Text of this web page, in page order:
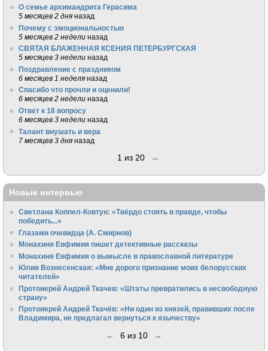
О семье архимандрита Герасима
5 месяцев 2 дня назад
Почему с эмоциональностью
5 месяцев 2 недели назад
СВЯТАЯ БЛАЖЕННАЯ КСЕНИЯ ПЕТЕРБУРГСКАЯ
5 месяцев 3 недели назад
Поздравление с праздником
6 месяцев 1 неделя назад
Спасибо что прочли и оценили!
6 месяцев 2 недели назад
Ответ к 18 вопросу
6 месяцев 3 недели назад
Талант внушать и вера
7 месяцев 3 дня назад
1 из 20 →
Новые интервью
Светлана Коппел-Ковтун: «Твёрдо стоять в правде, чтобы
победить...»
Глазами очевидца (А. Смирнов)
Монахиня Евфимия пишет детективные рассказы
Монахиня Евфимия о вымысле в православной литературе
Юлия Вознесенская: «Мне дорого признание моих белорусских
читателей»
Протоиерей Андрей Ткачев: «Штаты превратились в несвободную
страну»
Протоиерей Андрей Ткачёв: «Ни один из князей, правивших после
Владимира, не предлагал вернуться к язычеству»
← 6 из 10 →